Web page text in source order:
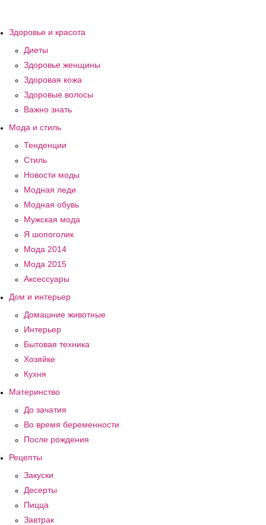
Здоровье и красота
Диеты
Здоровье женщины
Здоровая кожа
Здоровые волосы
Важно знать
Мода и стиль
Тенденции
Стиль
Новости моды
Модная леди
Модная обувь
Мужская мода
Я шопоголик
Мода 2014
Мода 2015
Аксессуары
Дом и интерьер
Домашние животные
Интерьер
Бытовая техника
Хозяйке
Кухня
Материнство
До зачатия
Во время беременности
После рождения
Рецепты
Закуски
Десерты
Пицца
Завтрак